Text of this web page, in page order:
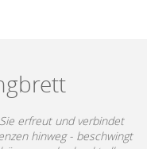
erfreut und verbindet
hinweg - beschwingt